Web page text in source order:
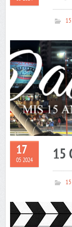
17
05 2024 15